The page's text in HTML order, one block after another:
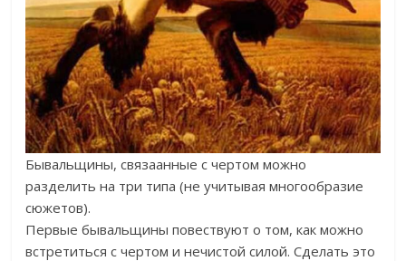
Бывальщины, связаанные с чертом можно
разделить на три типа (не учитывая многообразие
сюжетов).
Первые бывальщины повествуют о том, как можно
встретиться с чертом и нечистой силой. Сделать это